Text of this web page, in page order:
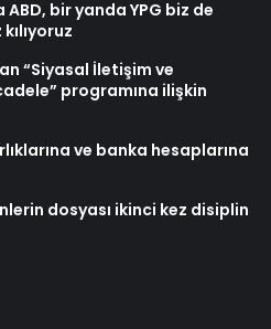
bir yanda YPG biz de
“Siyasal İletişim ve
programına ilişkin
ve banka hesaplarına
dosyası ikinci kez disiplin